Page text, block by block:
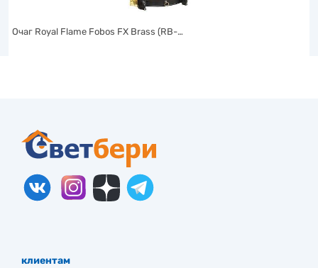
Очаг Royal Flame Fobos FX Brass (RB-…
клиентам